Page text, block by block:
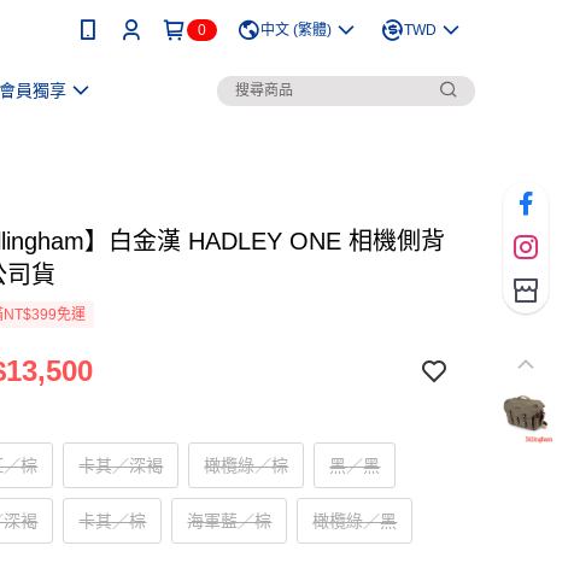
0 中文 (繁體) TWD
會員獨享
】白金漢 HADLEY ONE 相機側背
司貨
NT$399免運
／棕 卡其／深褐 橄欖綠／棕 黑／黑
深褐 卡其／棕 海軍藍／棕 橄欖綠／黑